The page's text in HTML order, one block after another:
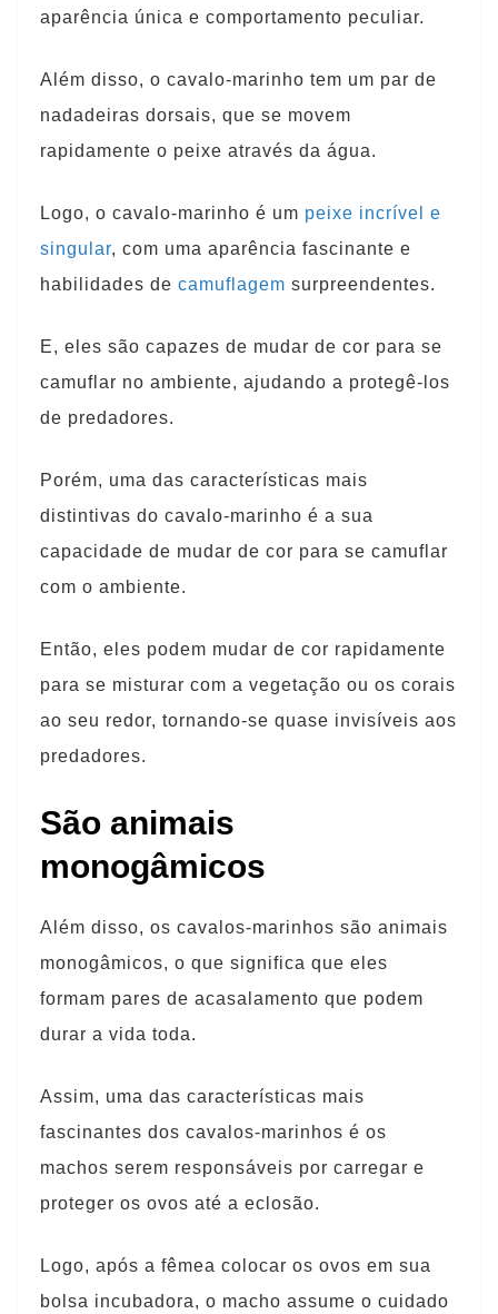
aparência única e comportamento peculiar.
Além disso, o cavalo-marinho tem um par de
nadadeiras dorsais, que se movem
rapidamente o peixe através da água.
Logo, o cavalo-marinho é um peixe incrível e
singular, com uma aparência fascinante e
habilidades de camuflagem surpreendentes.
E, eles são capazes de mudar de cor para se
camuflar no ambiente, ajudando a protegê-los
de predadores.
Porém, uma das características mais
distintivas do cavalo-marinho é a sua
capacidade de mudar de cor para se camuflar
com o ambiente.
Então, eles podem mudar de cor rapidamente
para se misturar com a vegetação ou os corais
ao seu redor, tornando-se quase invisíveis aos
predadores.
São animais
monogâmicos
Além disso, os cavalos-marinhos são animais
monogâmicos, o que significa que eles
formam pares de acasalamento que podem
durar a vida toda.
Assim, uma das características mais
fascinantes dos cavalos-marinhos é os
machos serem responsáveis ​​por carregar e
proteger os ovos até a eclosão.
Logo, após a fêmea colocar os ovos em sua
bolsa incubadora, o macho assume o cuidado